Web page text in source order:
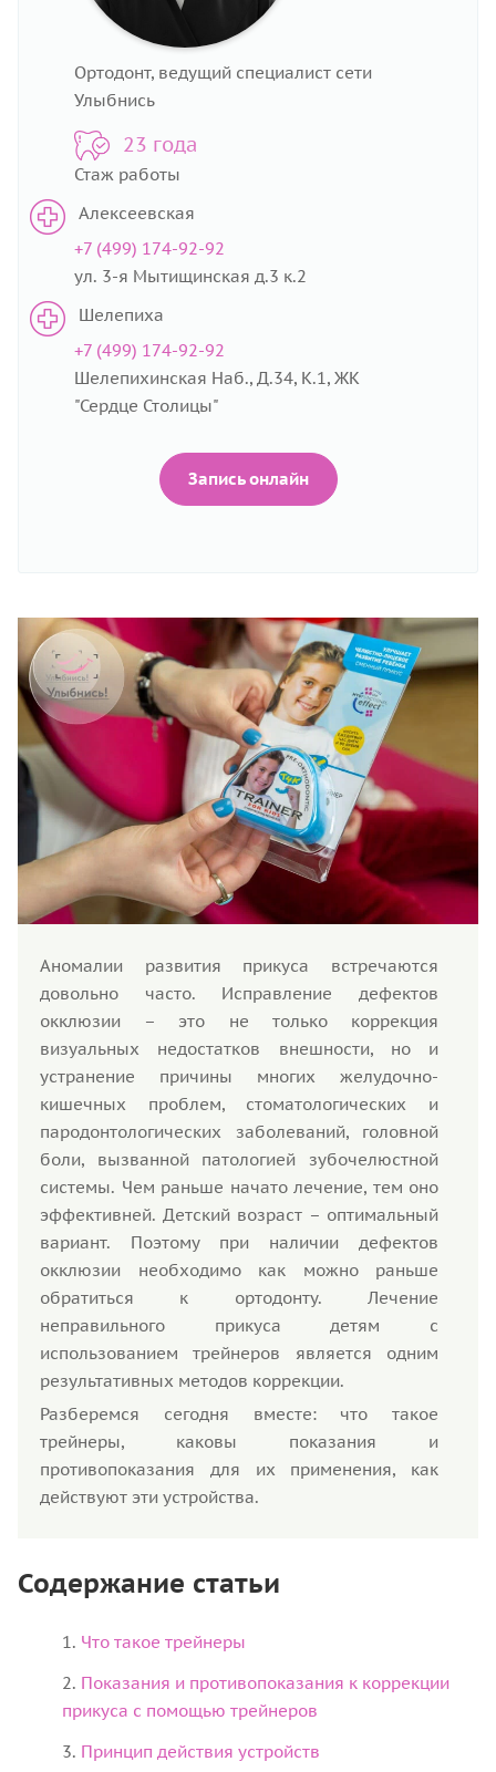
Ортодонт, ведущий специалист сети
Улыбнись
23 года
Стаж работы
Алексеевская
+7 (499) 174-92-92
ул. 3-я Мытищинская д.3 к.2
Шелепиха
+7 (499) 174-92-92
Шелепихинская Наб., Д.34, К.1, ЖК
"Сердце Столицы"
Запись онлайн
Аномалии развития прикуса встречаются
довольно часто. Исправление дефектов
окклюзии – это не только коррекция
визуальных недостатков внешности, но и
устранение причины многих желудочно-
кишечных проблем, стоматологических и
пародонтологических заболеваний, головной
боли, вызванной патологией зубочелюстной
системы. Чем раньше начато лечение, тем оно
эффективней. Детский возраст – оптимальный
вариант. Поэтому при наличии дефектов
окклюзии необходимо как можно раньше
обратиться к ортодонту. Лечение
неправильного прикуса детям с
использованием трейнеров является одним
результативных методов коррекции.
Разберемся сегодня вместе: что такое
трейнеры, каковы показания и
противопоказания для их применения, как
действуют эти устройства.
Содержание статьи
Что такое трейнеры
Показания и противопоказания к коррекции
прикуса с помощью трейнеров
Принцип действия устройств